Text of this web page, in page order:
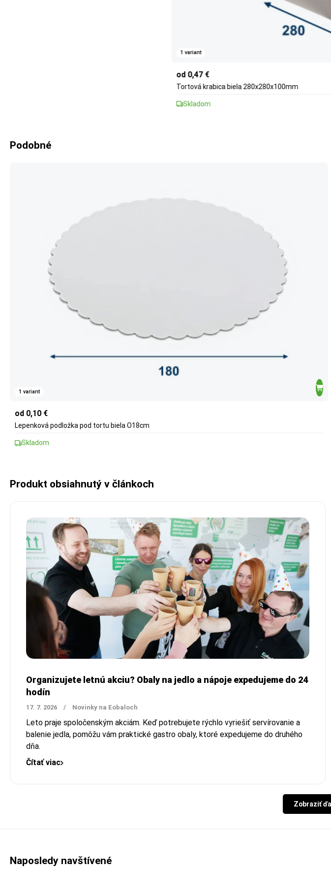
1 variant
od 0,47 €
Tortová krabica biela 280x280x100mm
Skladom
Podobné
1 variant
od 0,10 €
Lepenková podložka pod tortu biela O18cm
Skladom
Produkt obsiahnutý v článkoch
Organizujete letnú akciu? Obaly na jedlo a nápoje expedujeme do 24
hodín
17. 7. 2026 / Novinky na Eobaloch
Leto praje spoločenským akciám. Keď potrebujete rýchlo vyriešiť servírovanie a
balenie jedla, pomôžu vám praktické gastro obaly, ktoré expedujeme do druhého
dňa.
Čítať viac
Zobraziť
Naposledy navštívené